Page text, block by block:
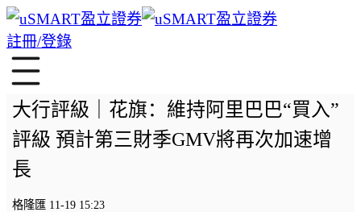
註冊/登錄
大行評級｜花旗：維持阿里巴巴“買入”
評級 預計第三財季GMV將再次加速增
長
格隆匯 11-19 15:23